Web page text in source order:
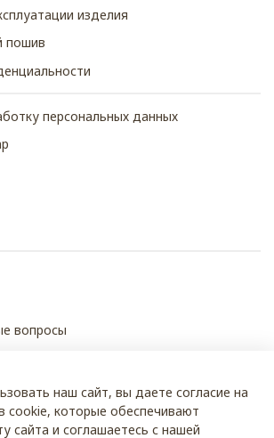
изделия
пошив
персональных данных
вопросы
наш сайт, вы даете согласие на
cookie, которые обеспечивают
сайта и соглашаетесь с нашей